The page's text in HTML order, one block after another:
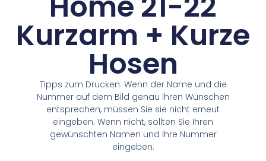
Kurzarm + Kurze
Hosen
Tipps zum Drucken: Wenn der Name und die
Nummer auf dem Bild genau Ihren Wünschen
entsprechen, müssen Sie sie nicht erneut
eingeben. Wenn nicht, sollten Sie Ihren
gewünschten Namen und Ihre Nummer
eingeben.